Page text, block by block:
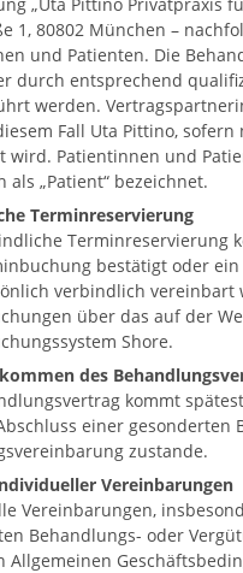
1, 80802 München –
und Patienten. Die
durch entsprechend
werden.
Fall Uta Pittino,
wird. Patientinnen und
als „Patient“ bezeichnet.
Terminreservierung
Terminreservierung
bestätigt oder
verbindlich vereinbart
über das auf der
Shore.
des
kommt
einer gesonderten
zustande.
Vereinbarungen
Vereinbarungen,
Behandlungs- oder
Allgemeinen